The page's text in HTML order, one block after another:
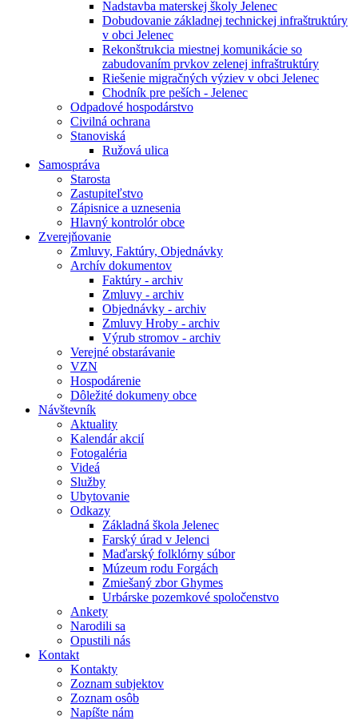
Nadstavba materskej školy Jelenec
Dobudovanie základnej technickej infraštruktúry
v obci Jelenec
Rekonštrukcia miestnej komunikácie so
zabudovaním prvkov zelenej infraštruktúry
Riešenie migračných výziev v obci Jelenec
Chodník pre peších - Jelenec
Odpadové hospodárstvo
Civilná ochrana
Stanoviská
Ružová ulica
Samospráva
Starosta
Zastupiteľstvo
Zápisnice a uznesenia
Hlavný kontrolór obce
Zverejňovanie
Zmluvy, Faktúry, Objednávky
Archív dokumentov
Faktúry - archiv
Zmluvy - archiv
Objednávky - archiv
Zmluvy Hroby - archiv
Výrub stromov - archiv
Verejné obstarávanie
VZN
Hospodárenie
Dôležité dokumeny obce
Návštevník
Aktuality
Kalendár akcií
Fotogaléria
Videá
Služby
Ubytovanie
Odkazy
Základná škola Jelenec
Farský úrad v Jelenci
Maďarský folklórny súbor
Múzeum rodu Forgách
Zmiešaný zbor Ghymes
Urbárske pozemkové spoločenstvo
Ankety
Narodili sa
Opustili nás
Kontakt
Kontakty
Zoznam subjektov
Zoznam osôb
Napíšte nám